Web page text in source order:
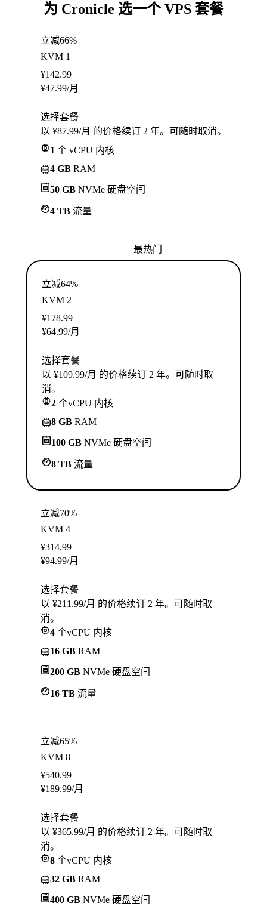
为 Cronicle 选一个 VPS 套餐
立减66%
KVM 1
¥142.99
¥47.99/月
选择套餐
以 ¥87.99/月 的价格续订 2 年。可随时取消。
1 个 vCPU 内核
4 GB RAM
50 GB NVMe 硬盘空间
4 TB 流量
最热门
立减64%
KVM 2
¥178.99
¥64.99/月
选择套餐
以 ¥109.99/月 的价格续订 2 年。可随时取
消。
2 个vCPU 内核
8 GB RAM
100 GB NVMe 硬盘空间
8 TB 流量
立减70%
KVM 4
¥314.99
¥94.99/月
选择套餐
以 ¥211.99/月 的价格续订 2 年。可随时取
消。
4 个vCPU 内核
16 GB RAM
200 GB NVMe 硬盘空间
16 TB 流量
立减65%
KVM 8
¥540.99
¥189.99/月
选择套餐
以 ¥365.99/月 的价格续订 2 年。可随时取
消。
8 个vCPU 内核
32 GB RAM
400 GB NVMe 硬盘空间